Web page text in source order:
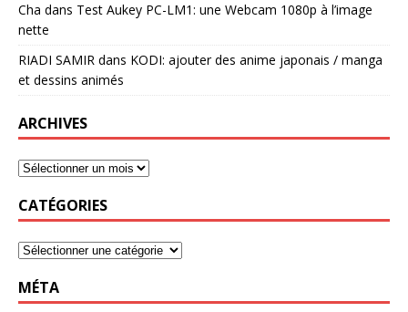
Cha dans Test Aukey PC-LM1: une Webcam 1080p à l’image
nette
RIADI SAMIR dans KODI: ajouter des anime japonais / manga
et dessins animés
ARCHIVES
CATÉGORIES
MÉTA